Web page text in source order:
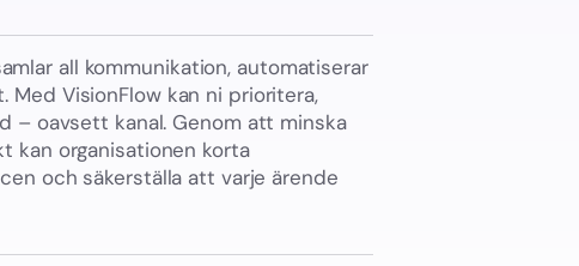
all kommunikation, automatiserar
VisionFlow kan ni prioritera,
– oavsett kanal. Genom att minska
kan organisationen korta
och säkerställa att varje ärende